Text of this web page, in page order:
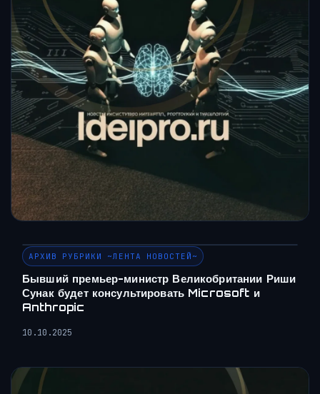
АРХИВ РУБРИКИ ~ЛЕНТА НОВОСТЕЙ~
Бывший премьер-министр Великобритании Риши
Сунак будет консультировать Microsoft и
Anthropic
10.10.2025